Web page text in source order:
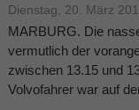
Dienstag, 20. März
MARBURG. Die
vermutlich der
zwischen 13.15 und
Volvofahrer war auf